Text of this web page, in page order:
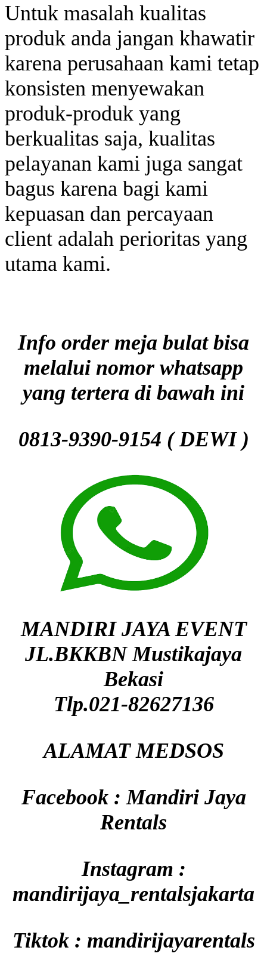
Untuk masalah kualitas
produk anda jangan khawatir
karena perusahaan kami tetap
konsisten menyewakan
produk-produk yang
berkualitas saja, kualitas
pelayanan kami juga sangat
bagus karena bagi kami
kepuasan dan percayaan
client adalah perioritas yang
utama kami.
Info order meja bulat bisa
melalui nomor whatsapp
yang tertera di bawah ini
0813-9390-9154 ( DEWI )
MANDIRI JAYA EVENT
JL.BKKBN Mustikajaya
Bekasi
Tlp.021-82627136
ALAMAT MEDSOS
Facebook : Mandiri Jaya
Rentals
Instagram :
mandirijaya_rentalsjakarta
Tiktok : mandirijayarentals